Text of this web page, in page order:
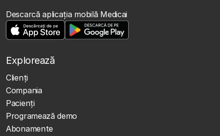
Descarcă aplicația mobilă Medicai
Explorează
Clienţi
Compania
Pacienți
Programează demo
Abonamente